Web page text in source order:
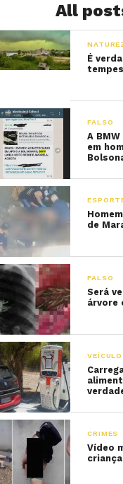
All
É
FALSO
A
em
de
FALSO
Será
árvore
CRIMES
Vídeo